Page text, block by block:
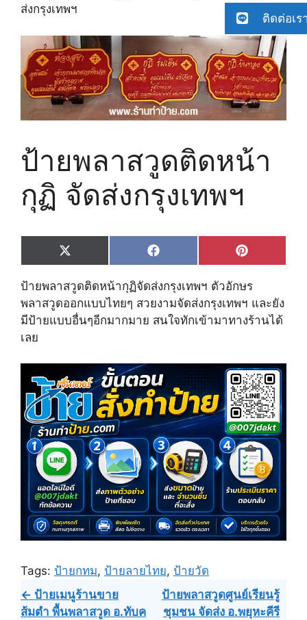
ส่ง​กรุงเทพฯ​
ป้ายพลาสวูด​ติดหน้า
กุฏิ​ จัดส่ง​กรุงเทพฯ​
Share
on
X
(
w
i
t
t
)
Share
on
F
a
e
b
o
o
Share
on
P
i
t
e
r
e
ป้ายพลาสวูด​ติดหน้ากุฏิ​จัดส่ง​กรุงเทพฯ​ ตัวอักษร
พลาสวูดออกแบบไทยๆ สวยงาม​จัดส่ง​กรุงเทพฯ​ และยัง
มีป้ายแบบอื่นๆอีกมากมาย สนใจทักเข้ามาทางร้านได้
เลย
Tags: ป้ายกทม, ป้ายลายไทย, ป้ายวัด
Post
← ป้ายเมนูร้านขาย
ส้มตำ พื้นพลาสวูด อ.ทับค
ป้ายพลาสวูดศูนย์เรียนรู้
ชุมชน จัดส่ง อ.พยุหะคีรี
ติดต่อเร